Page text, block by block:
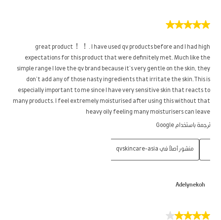
5
5
نجوم.
great product！！. I have used qv products before and I had high
expectations for this product that were definitely met. Much like the
simple range I love the qv brand because it’s very gentle on the skin, they
don’t add any of those nasty ingredients that irritate the skin.This is
especially important to me since I have very sensitive skin that reacts to
many products. I feel extremely moisturised after using this without that
heavy oily feeling many moisturisers can leave
ترجمة باستخدام Google
منشور أصلاً في qvskincare-asia
4
Adelynekoh